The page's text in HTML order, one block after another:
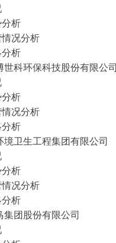
析
况分析
分析
世科环保科技股份有限公司
析
况分析
分析
境卫生工程集团有限公司
析
况分析
分析
集团股份有限公司